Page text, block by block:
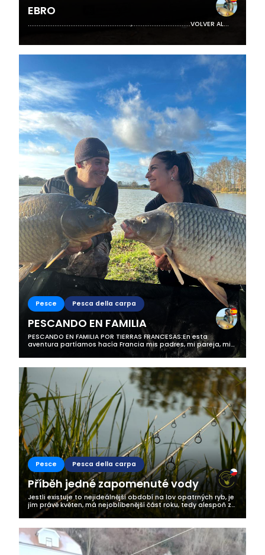
EBRO
..........................................................,.................................VOLVER AL...
Pesce Pesca della carpa
PESCANDO EN FAMILIA
PESCANDO EN FAMILIA POR TIERRAS FRANCESAS:En esta
aventura partíamos hacía Francia mis padres, mi pareja, mi
perrito y yo. Pero esta vez iba a ser diferente ya que íbamos
un poco (Bastante) "Mas...
Pesce Pesca della carpa
Příběh jedné zapomenuté vody
Jestli existuje to nejideálnější období na lov opatrných ryb, je
jím právě květen, má nejoblíbenější část roku, tedy alespoň z
pohledu rybářské mysli. Je to přesně týden co jsem se vrátil z
první...